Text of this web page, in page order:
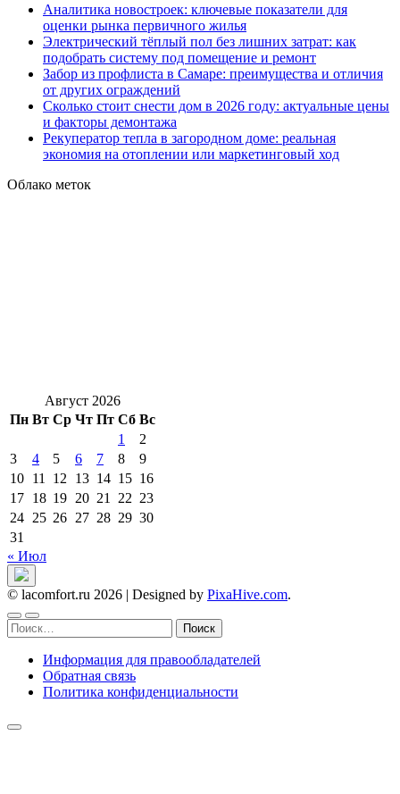
Аналитика новостроек: ключевые показатели для
оценки рынка первичного жилья
Электрический тёплый пол без лишних затрат: как
подобрать систему под помещение и ремонт
Забор из профлиста в Самаре: преимущества и отличия
от других ограждений
Сколько стоит снести дом в 2026 году: актуальные цены
и факторы демонтажа
Рекуператор тепла в загородном доме: реальная
экономия на отоплении или маркетинговый ход
Облако меток
Август 2026
Пн Вт Ср Чт Пт Сб Вс
1
2
3
4 5 6 7 8
9
10 11 12 13 14 15 16
17 18 19 20 21 22 23
24 25 26 27 28 29 30
31
« Июл
© lacomfort.ru 2026 | Designed by PixaHive.com.
Найти:
Информация для правообладателей
Обратная связь
Политика конфиденциальности